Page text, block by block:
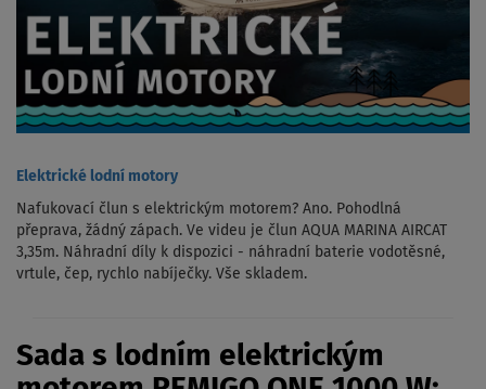
Elektrické lodní motory
Nafukovací člun s elektrickým motorem? Ano. Pohodlná
přeprava, žádný zápach. Ve videu je člun AQUA MARINA AIRCAT
3,35m. Náhradní díly k dispozici - náhradní baterie vodotěsné,
vrtule, čep, rychlo nabíječky. Vše skladem.
Sada s lodním elektrickým